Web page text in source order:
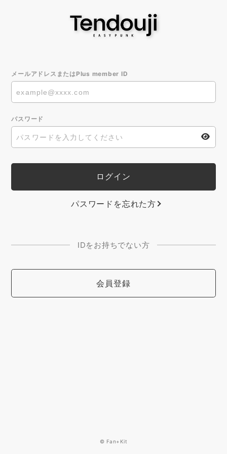
メールアドレスまたはPlus member ID
パスワード
パスワードを忘れた方
IDをお持ちでない方
会員登録
© Fan+Kit